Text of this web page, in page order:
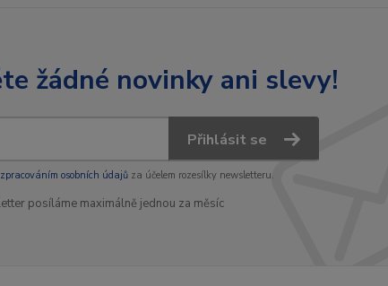
žádné novinky ani slevy!
Přihlásit se
zpracováním osobních údajůza účelem rozesílky newsletteru.
posíláme maximálně jednou za měsíc